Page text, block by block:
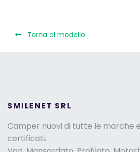
Torna al modello
SMILENET SRL
Camper nuovi di tutte le marche
certificati.